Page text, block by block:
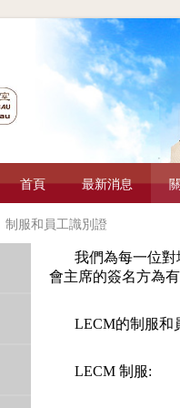
首頁 最新消息
制服和員工識別證
我們為每一位
會主席的簽名方為有
LECM的制服和
LECM 制服: